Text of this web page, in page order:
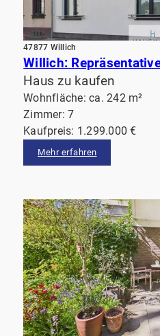
47877 Willich
Haus zu kaufen
Wohnfläche: ca. 242 m²
Zimmer: 7
Kaufpreis: 1.299.000 €
Mehr erfahren